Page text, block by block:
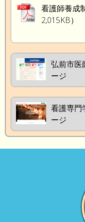
看護師養
2,015KB）
弘前市医
ージ
看護専門
ージ